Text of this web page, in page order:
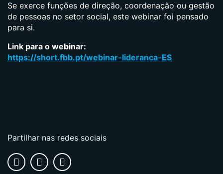
Se exerce funções de direção, coordenação ou gestão
de pessoas no setor social, este webinar foi pensado
para si.
Link para o webinar:
https://short.fbb.pt/webinar-lideranca-ES
Partilhar nas redes sociais